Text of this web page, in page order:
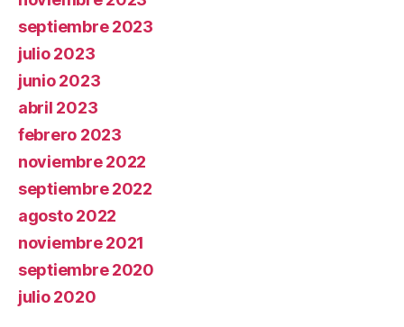
septiembre 2023
julio 2023
junio 2023
abril 2023
febrero 2023
noviembre 2022
septiembre 2022
agosto 2022
noviembre 2021
septiembre 2020
julio 2020